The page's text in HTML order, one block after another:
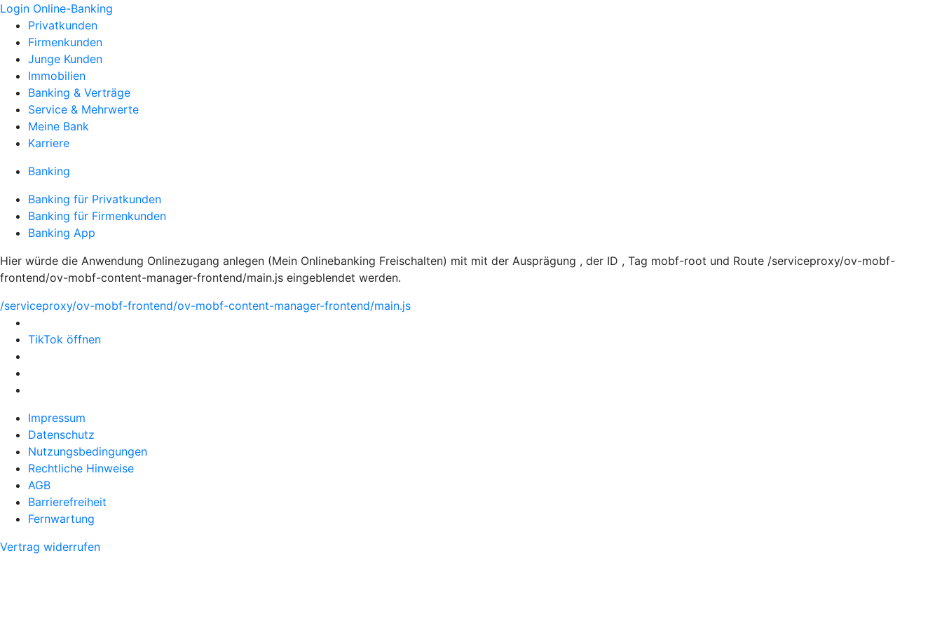
Login Online-Banking
Privatkunden
Firmenkunden
Junge Kunden
Immobilien
Banking & Verträge
Service & Mehrwerte
Meine Bank
Karriere
Banking
Banking für Privatkunden
Banking für Firmenkunden
Banking App
Hier würde die Anwendung Onlinezugang anlegen (Mein Onlinebanking Freischalten) mit mit der Ausprägung , der ID , Tag mobf-root und Route /serviceproxy/ov-mobf-
frontend/ov-mobf-content-manager-frontend/main.js eingeblendet werden.
/serviceproxy/ov-mobf-frontend/ov-mobf-content-manager-frontend/main.js
TikTok öffnen
Impressum
Datenschutz
Nutzungsbedingungen
Rechtliche Hinweise
AGB
Barrierefreiheit
Fernwartung
Vertrag widerrufen